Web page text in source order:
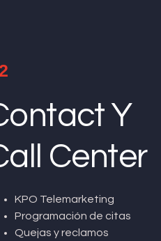
Y
Center
KPO Telemarketing
Programación de citas
Quejas y reclamos